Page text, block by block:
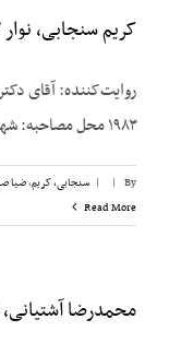
کریم سنجابی،‌ نوار ۲
روایت‌‌کننده: آقای
۱۹۸۳ محل مصاحبه: شهر [...]
By
|
| سنجابی، کریم,ضیا
Read More
محمدرضا آشتیانی،